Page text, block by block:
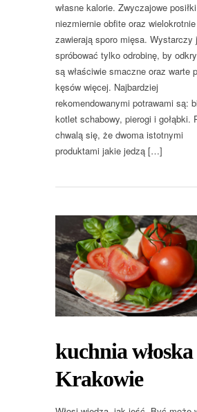
własne kalorie. Zwyczajowe
niezmiernie obfite oraz wielokrotnie
zawierają sporo mięsa. Wystarczy
spróbować tylko odrobinę, by
są właściwie smaczne oraz warte
kęsów więcej. Najbardziej
rekomendowanymi potrawami są:
kotlet schabowy, pierogi i gołąbki.
chwalą się, że dwoma istotnymi
produktami jakie jedzą […]
kuchnia
Krakowie